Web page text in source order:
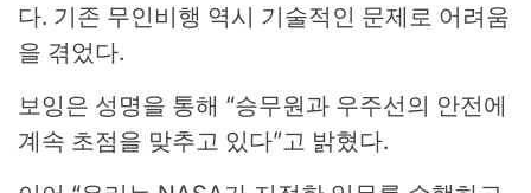
다. 기존 무인비행 역시 기술적인 문제로 어려움
을 겪었다.
보잉은 성명을 통해 “승무원과 우주선의 안전에
계속 초점을 맞추고 있다”고 밝혔다.